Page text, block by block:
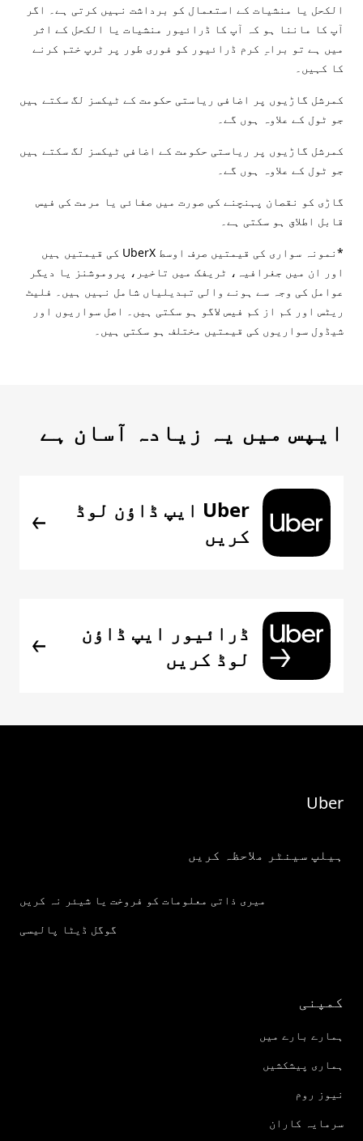
الکحل یا منشیات کے استعمال کو برداشت نہیں کرتی ہے۔ اگر
آپ کا ماننا ہو کہ آپ کا ڈرائیور منشیات یا الکحل کے اثر
میں ہے تو براہِ کرم ڈرائیور کو فوری طور پر ٹرپ ختم کرنے
کا کہیں۔
کمرشل گاڑیوں پر اضافی ریاستی حکومت کے ٹیکسز لگ سکتے ہیں
جو ٹول کے علاوہ ہوں گے۔
کمرشل گاڑیوں پر ریاستی حکومت کے اضافی ٹیکسز لگ سکتے ہیں
جو ٹول کے علاوہ ہوں گے۔
گاڑی کو نقصان پہنچنے کی صورت میں صفائی یا مرمت کی فیس
قابل اطلاق ہو سکتی ہے۔
*نمونہ سواری کی قیمتیں صرف اوسط UberX کی قیمتیں ہیں
اور ان میں جغرافیہ، ٹریفک میں تاخیر، پروموشنز یا دیگر
عوامل کی وجہ سے ہونے والی تبدیلیاں شامل نہیں ہیں۔ فلیٹ
ریٹس اور کم از کم فیس لاگو ہو سکتی ہیں۔ اصل سواریوں اور
شیڈول سواریوں کی قیمتیں مختلف ہو سکتی ہیں۔
ایپس میں یہ زیادہ آسان ہے
Uber ایپ ڈاؤن لوڈ
کریں
ڈرائیور ایپ ڈاؤن
لوڈ کریں
Uber
ہیلپ سینٹر ملاحظہ کریں
میری ذاتی معلومات کو فروخت یا شیئر نہ کریں
گوگل ڈیٹا پالیسی
کمپنی
ہمارے بارے میں
ہماری پیشکشیں
نیوز روم
سرمایہ کاران